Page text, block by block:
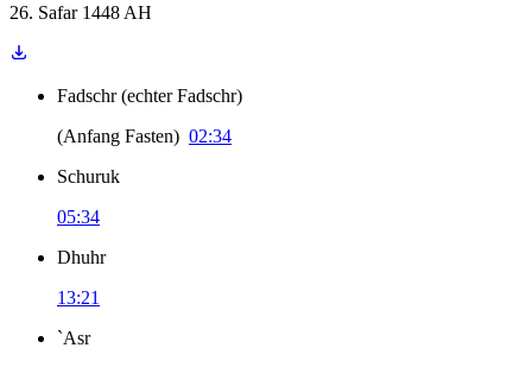
26. Safar 1448 AH
Fadschr (echter Fadschr)
(Anfang Fasten) 02:34
Schuruk
05:34
Dhuhr
13:21
`Asr